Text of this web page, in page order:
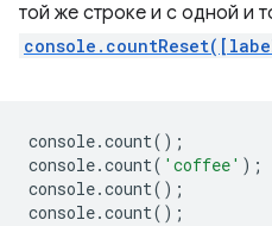
той же строке и с одной и
console.count();
console.count( 'coffee' );
console.count();
console.count();